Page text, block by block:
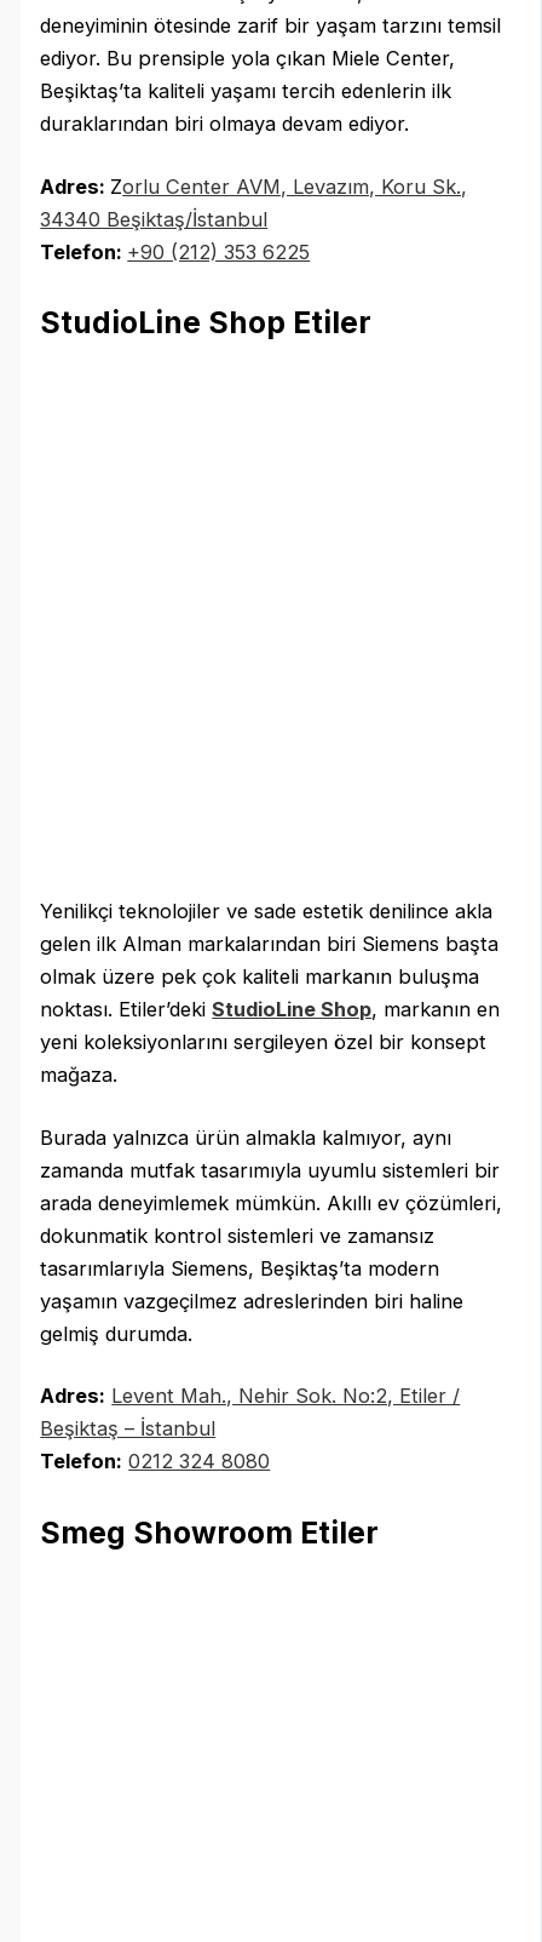
deneyiminin ötesinde zarif bir yaşam tarzını temsil
ediyor. Bu prensiple yola çıkan Miele Center,
Beşiktaş’ta kaliteli yaşamı tercih edenlerin ilk
duraklarından biri olmaya devam ediyor.
Adres: Zorlu Center AVM, Levazım, Koru Sk.,
34340 Beşiktaş/İstanbul
Telefon: +90 (212) 353 6225
StudioLine Shop Etiler
Yenilikçi teknolojiler ve sade estetik denilince akla
gelen ilk Alman markalarından biri Siemens başta
olmak üzere pek çok kaliteli markanın buluşma
noktası. Etiler’dekiStudioLine Shop, markanın en
yeni koleksiyonlarını sergileyen özel bir konsept
mağaza.
Burada yalnızca ürün almakla kalmıyor, aynı
zamanda mutfak tasarımıyla uyumlu sistemleri bir
arada deneyimlemek mümkün. Akıllı ev çözümleri,
dokunmatik kontrol sistemleri ve zamansız
tasarımlarıyla Siemens, Beşiktaş’ta modern
yaşamın vazgeçilmez adreslerinden biri haline
gelmiş durumda.
Adres: Levent Mah., Nehir Sok. No:2, Etiler /
Beşiktaş – İstanbul
Telefon: 0212 324 8080
Smeg Showroom Etiler